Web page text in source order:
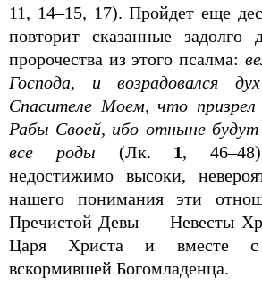
11, 14–15, 17). Пройдет еще
повторит сказанные
пророчества из этого псалма:
Господа, и возрадовался
Спасителе Моем, что
Рабы Своей, ибо отныне
все роды (Лк. 1,
недостижимо высоки,
нашего понимания эти
Пречистой Девы — Невесты
Царя Христа и вместе
вскормившей Богомладенца.